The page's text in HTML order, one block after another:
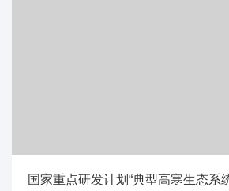
国家重点研发计划“典型高寒生态系